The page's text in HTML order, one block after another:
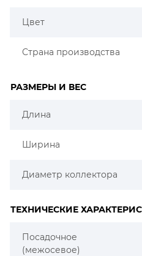
Цвет
Страна производства
РАЗМЕРЫ И ВЕС
Длина
Ширина
Диаметр коллектора
ТЕХНИЧЕСКИЕ
Посадочное
(межосевое)